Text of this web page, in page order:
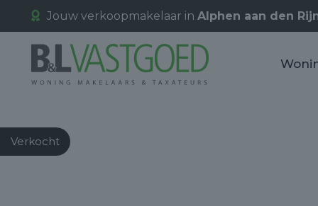
Jouw verkoopmakelaar in Alphen aan den
Verkocht